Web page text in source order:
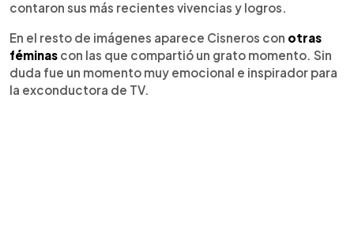
contaron sus más recientes vivencias y logros.
En el resto de imágenes aparece Cisneros con otras
féminas con las que compartió un grato momento. Sin
duda fue un momento muy emocional e inspirador para
la exconductora de TV.